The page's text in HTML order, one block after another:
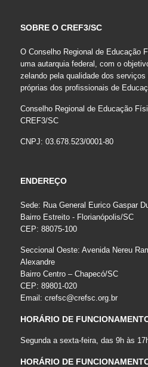
SOBRE O CREF3/SC
O Conselho Regional de Educação
uma autarquia federal, com o
zelando pela qualidade dos
próprias dos profissionais de
Conselho Regional de Educação
CREF3/SC
CNPJ: 03.678.523/0001-80
ENDEREÇO
Sede: Rua General Eurico Gaspar
Bairro Estreito - Florianópolis/SC
CEP: 88075-100
Seccional Oeste: Avenida Nereu
Alexandre
Bairro Centro – Chapecó/SC
CEP: 89801-020
Email: crefsc@crefsc.org.br
HORÁRIO DE
Segunda a sexta-feira, das 9h às
HORÁRIO DE